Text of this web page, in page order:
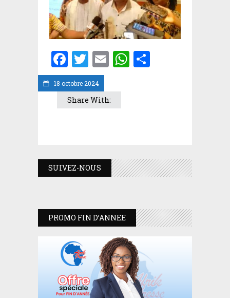
18 octobre 2024
Facebook
Twitter
EmailWhatsApp
Share With:
SUIVEZ-NOUS
PROMO FIN D’ANNEE